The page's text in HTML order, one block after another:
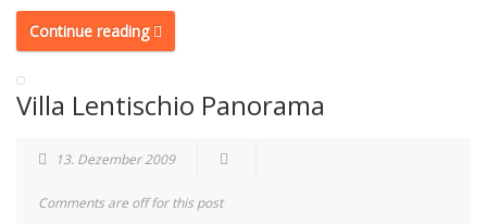
Continue reading
Villa Lentischio Panorama
13. Dezember 2009
Comments are off for this post